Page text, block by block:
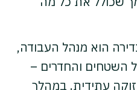
הוא מנהל העבודה,
השטחים והחדרים –
עתידית. במהלך